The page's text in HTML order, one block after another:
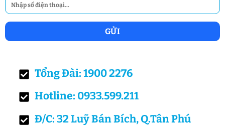
Tổng Đài: 1900 2276
Hotline: 0933.599.211
Đ/C: 32 Luỹ Bán Bích, Q.Tân Phú